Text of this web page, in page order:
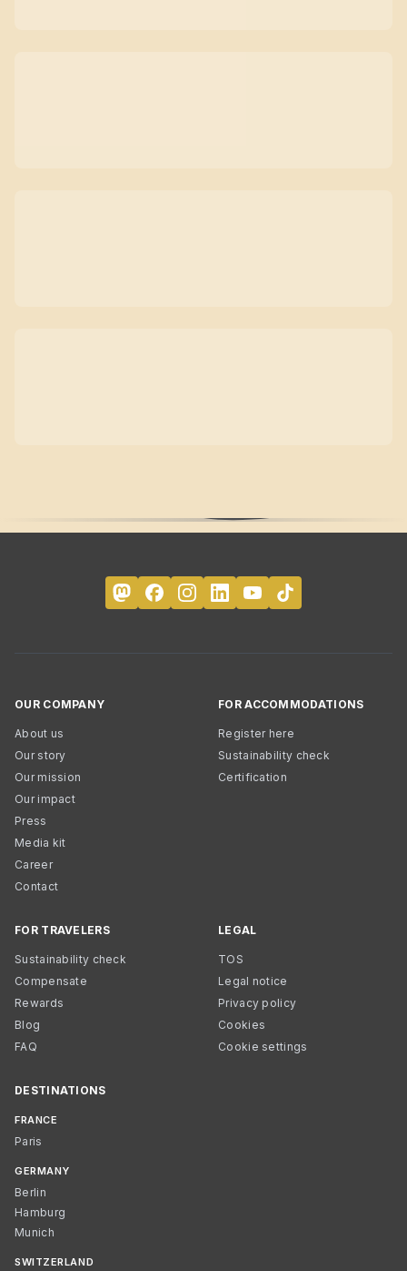
OUR COMPANY
About us
Our story
Our mission
Our impact
Press
Media kit
Career
Contact
FOR ACCOMMODATIONS
Register here
Sustainability check
Certification
FOR TRAVELERS
Sustainability check
Compensate
Rewards
Blog
FAQ
LEGAL
TOS
Legal notice
Privacy policy
Cookies
Cookie settings
DESTINATIONS
FRANCE
Paris
GERMANY
Berlin
Hamburg
Munich
SWITZERLAND